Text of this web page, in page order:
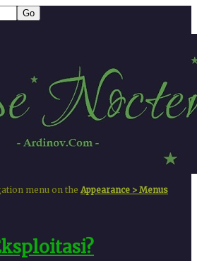
menu on the Appearance > Menus